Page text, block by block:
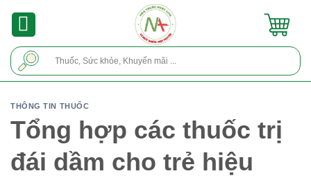
THÔNG TIN THUỐC
Tổng hợp các thuốc trị
đái dầm cho trẻ hiệu